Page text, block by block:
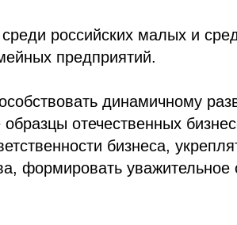
российских малых и
предприятий.
динамичному
отечественных
бизнеса,
формировать